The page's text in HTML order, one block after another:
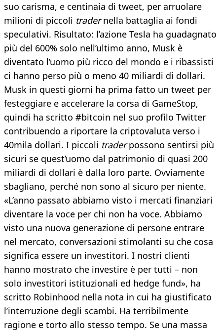
suo carisma, e centinaia di tweet, per arruolare
milioni di piccoli tradernella battaglia ai fondi
speculativi. Risultato: l’azione Tesla ha guadagnato
più del 600% solo nell’ultimo anno, Musk è
diventato l’uomo più ricco del mondo e i ribassisti
ci hanno perso più o meno 40 miliardi di dollari.
Musk in questi giorni ha prima fatto un tweet per
festeggiare e accelerare la corsa di GameStop,
quindi ha scritto #bitcoin nel suo profilo Twitter
contribuendo a riportare la criptovaluta verso i
40mila dollari. I piccoli traderpossono sentirsi più
sicuri se quest’uomo dal patrimonio di quasi 200
miliardi di dollari è dalla loro parte. Ovviamente
sbagliano, perché non sono al sicuro per niente.
«L’anno passato abbiamo visto i mercati finanziari
diventare la voce per chi non ha voce. Abbiamo
visto una nuova generazione di persone entrare
nel mercato, conversazioni stimolanti su che cosa
significa essere un investitori. I nostri clienti
hanno mostrato che investire è per tutti – non
solo investitori istituzionali ed hedge fund», ha
scritto Robinhood nella nota in cui ha giustificato
l’interruzione degli scambi. Ha terribilmente
ragione e torto allo stesso tempo. Se una massa